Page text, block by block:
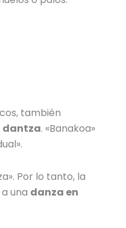
, también
dantza. «Banakoa»
Por lo tanto, la
una danza en